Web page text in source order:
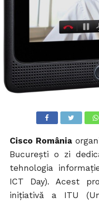
Cisco România
București o zi
tehnologia
ICT Day). Acest
iniţiativă a ITU